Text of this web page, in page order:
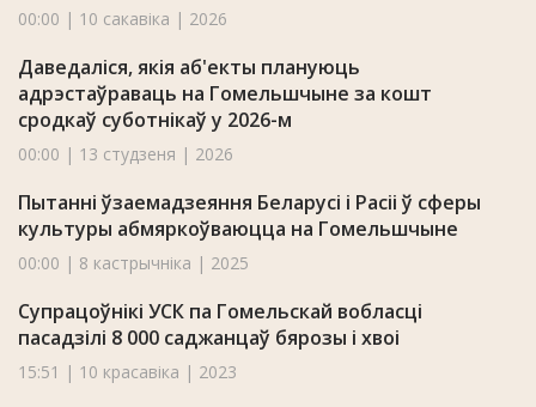
00:00 | 10 сакавіка | 2026
Даведаліся, якія аб'екты плануюць
адрэстаўраваць на Гомельшчыне за кошт
сродкаў суботнікаў у 2026-м
00:00 | 13 студзеня | 2026
Пытанні ўзаемадзеяння Беларусі і Расіі ў сферы
культуры абмяркоўваюцца на Гомельшчыне
00:00 | 8 кастрычніка | 2025
Супрацоўнікі УСК па Гомельскай вобласці
пасадзілі 8 000 саджанцаў бярозы і хвоі
15:51 | 10 красавіка | 2023